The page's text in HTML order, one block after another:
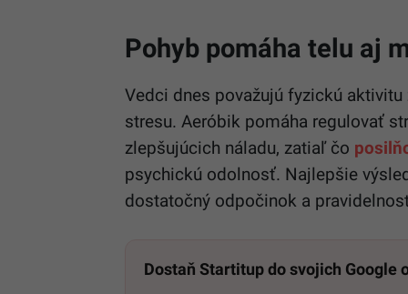
Pohyb pomáha telu aj
Vedci dnes považujú fyzickú
stresu. Aeróbik pomáha regulovať
zlepšujúcich náladu, zatiaľ čo
psychickú odolnosť. Najlepšie
dostatočný odpočinok a
Dostaň Startitup do svojich Google